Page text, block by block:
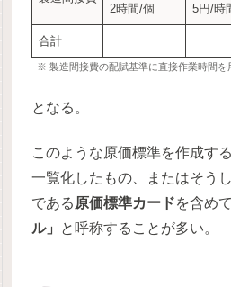
2時間/個
5円/時
合計
※ 製造間接費の配賦基準に直接作業時間を
となる。
このような原価標準を作成す
一覧化したもの、またはそう
である原価標準カードを含めて
ル」
と呼称することが多い。